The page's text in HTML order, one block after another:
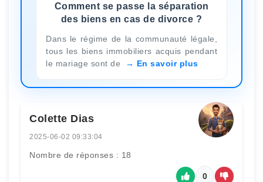
Comment se passe la séparation
des biens en cas de divorce ?
Dans le régime de la communauté légale,
tous les biens immobiliers acquis pendant
le mariage sont de
En savoir plus
Colette Dias
2025-06-02 09:33:04
Nombre de réponses : 18
0